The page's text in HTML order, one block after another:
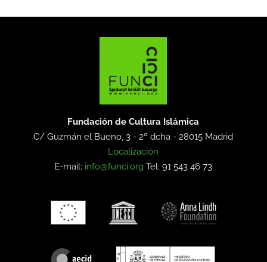
Fundación de Cultura Islámica
C/ Guzmán el Bueno, 3 - 2º dcha -28015 Madrid
Localización
E-mail: info@funci.org Tel: 91 543 46 73